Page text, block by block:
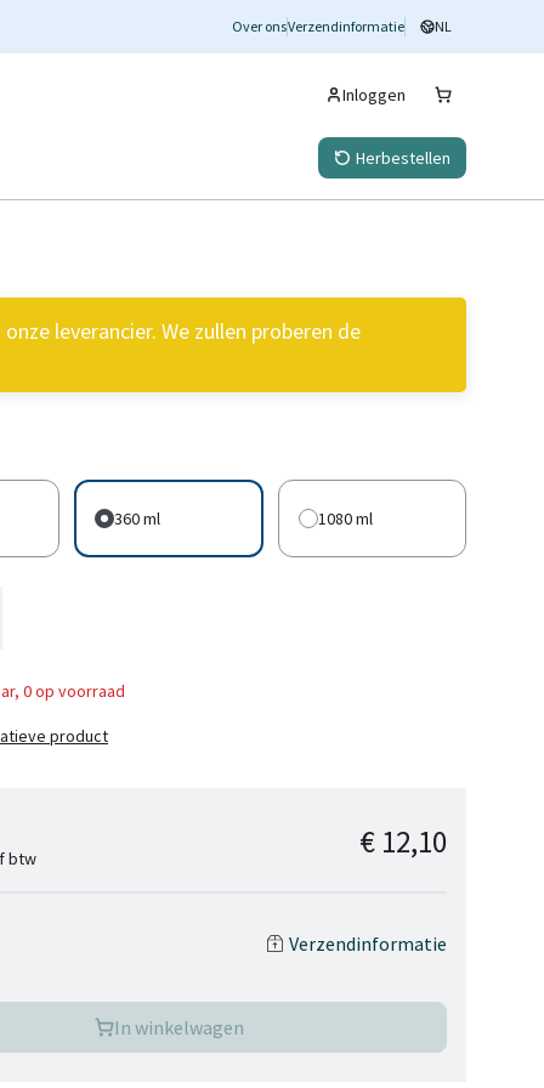
Over onsVerzendinformatie NL
Inloggen
Herbestellen
leverancier. We zullen proberen de
360 ml 1080 ml
0 op voorraad
product
btw € 12,10
Verzendinformatie
In winkelwagen